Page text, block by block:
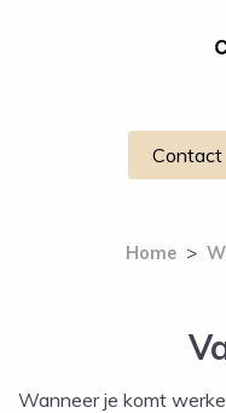
Contact
Home >
Wanneer je komt